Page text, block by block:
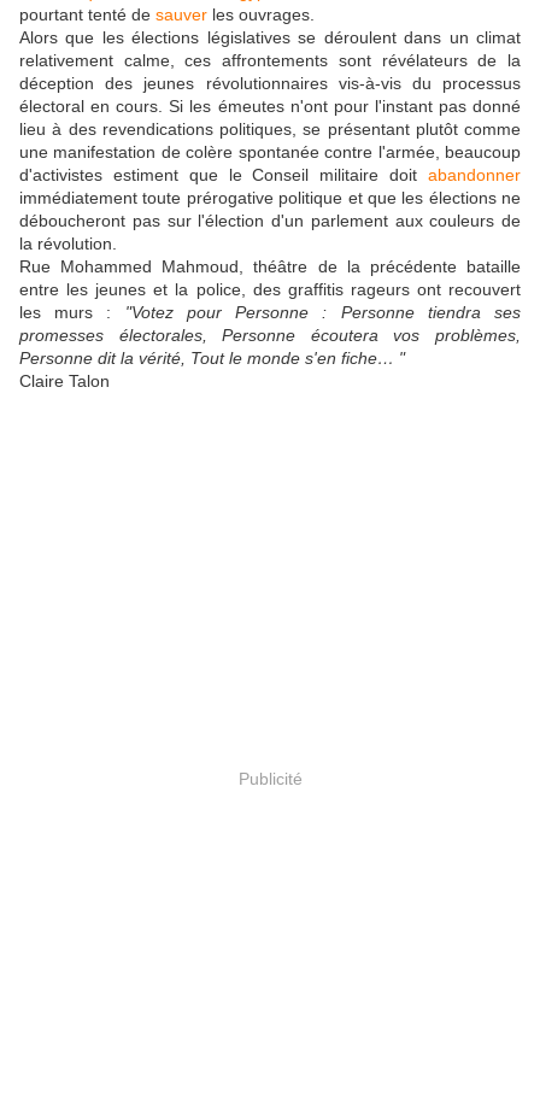
pourtant tenté de sauver les ouvrages.
Alors que les élections législatives se déroulent dans un climat
relativement calme, ces affrontements sont révélateurs de la
déception des jeunes révolutionnaires vis-à-vis du processus
électoral en cours. Si les émeutes n'ont pour l'instant pas donné
lieu à des revendications politiques, se présentant plutôt comme
une manifestation de colère spontanée contre l'armée, beaucoup
d'activistes estiment que le Conseil militaire doit abandonner
immédiatement toute prérogative politique et que les élections ne
déboucheront pas sur l'élection d'un parlement aux couleurs de
la révolution.
Rue Mohammed Mahmoud, théâtre de la précédente bataille
entre les jeunes et la police, des graffitis rageurs ont recouvert
les murs : "Votez pour Personne : Personne tiendra ses
promesses électorales, Personne écoutera vos problèmes,
Personne dit la vérité, Tout le monde s'en fiche… "
Claire Talon
Publicité